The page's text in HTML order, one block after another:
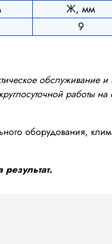
Ж, мм
9
обслуживание и
работы на
оборудования,
результат.